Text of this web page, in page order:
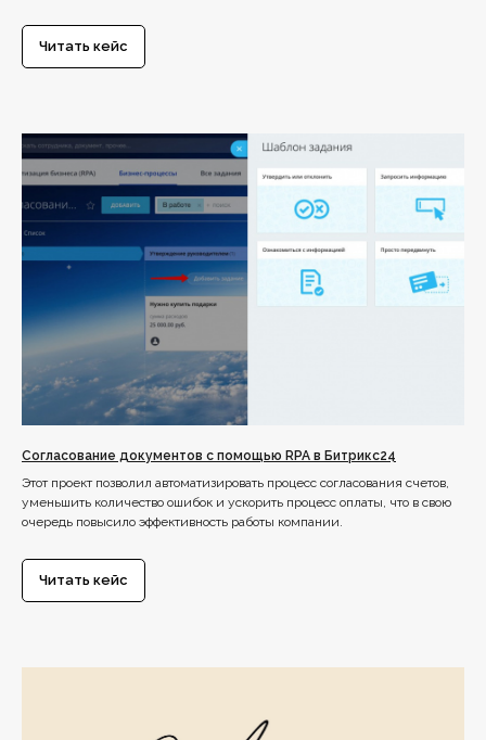
Читать кейс
Согласование документов с помощью RPA в Битрикс24
Этот проект позволил автоматизировать процесс согласования счетов,
уменьшить количество ошибок и ускорить процесс оплаты, что в свою
очередь повысило эффективность работы компании.
Читать кейс